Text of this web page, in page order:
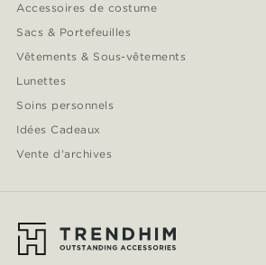
Accessoires de costume
Sacs & Portefeuilles
Vêtements & Sous-vêtements
Lunettes
Soins personnels
Idées Cadeaux
Vente d'archives